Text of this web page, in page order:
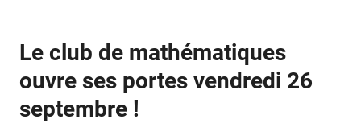
Le club de mathématiques
ouvre ses portes vendredi 26
septembre !